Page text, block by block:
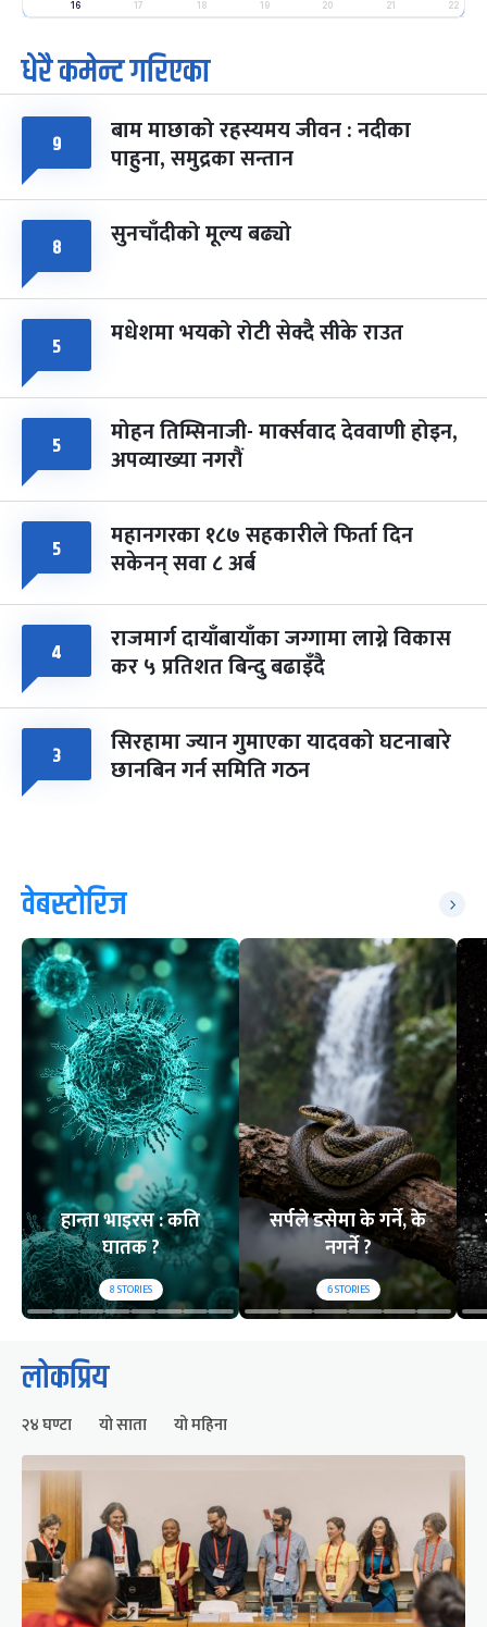
मंगल फाल्गुन २५, २०८३ Mar 9, 2027
७
आइत
पूर्णिमा व्रत
चैत्र ७, २०८३-Mar 21, 2027
८ फागुपूर्णिमा
चैत्र ८, २०८३-Mar 22, 2027
७ महिना बाँकी
16 17 18 19 20 21 22
धेरै कमेन्ट गरिएका
९ बाम माछाको रहस्यमय जीवन : नदीका
पाहुना, समुद्रका सन्तान
८ सुनचाँदीको मूल्य बढ्यो
५ मधेशमा भयको रोटी सेक्दै सीके राउत
५ मोहन तिम्सिनाजी- मार्क्सवाद देववाणी होइन,
अपव्याख्या नगरौं
५ महानगरका १८७ सहकारीले फिर्ता दिन
सकेनन् सवा ८ अर्ब
४ राजमार्ग दायाँबायाँका जग्गामा लाग्ने विकास
कर ५ प्रतिशत बिन्दु बढाइँदै
३ सिरहामा ज्यान गुमाएका यादवको घटनाबारे
छानबिन गर्न समिति गठन
वेबस्टोरिज
हान्ता भाइरस : कति
घातक ?
8STORIES
सर्पले डसेमा के गर्ने, के
नगर्ने ?
6STORIES
लोकप्रिय
२४ घण्टा यो साता यो महिना